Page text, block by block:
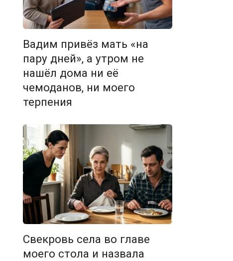
Вадим привёз мать «на
пару дней», а утром не
нашёл дома ни её
чемоданов, ни моего
терпения
Свекровь села во главе
моего стола и назвала